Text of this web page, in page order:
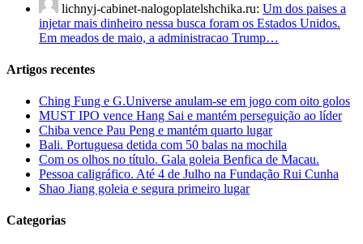
lichnyj-cabinet-nalogoplatelshchika.ru: Um dos paises a
injetar mais dinheiro nessa busca foram os Estados Unidos.
Em meados de maio, a administracao Trump…
Artigos recentes
Ching Fung e G.Universe anulam-se em jogo com oito golos
MUST IPO vence Hang Sai e mantém perseguição ao líder
Chiba vence Pau Peng e mantém quarto lugar
Bali. Portuguesa detida com 50 balas na mochila
Com os olhos no título. Gala goleia Benfica de Macau.
Pessoa caligráfico. Até 4 de Julho na Fundação Rui Cunha
Shao Jiang goleia e segura primeiro lugar
Categorias